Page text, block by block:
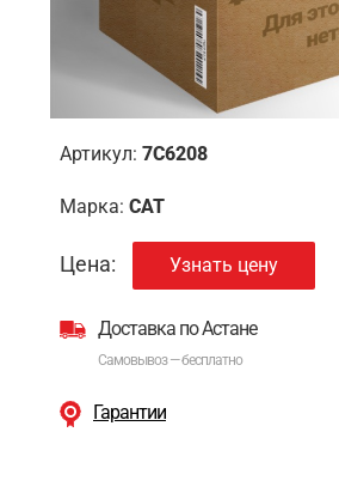
Артикул: 7С6208
Марка: CAT
Цена: Узнать цену
Доставка по Астане
Самовывоз — бесплатно
Гарантии